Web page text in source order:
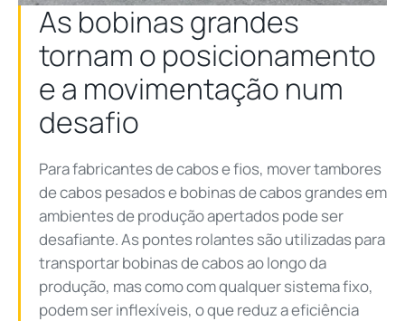
As bobinas grandes
tornam o posicionamento
e a movimentação num
desafio
Para fabricantes de cabos e fios, mover tambores
de cabos pesados e bobinas de cabos grandes em
ambientes de produção apertados pode ser
desafiante. As pontes rolantes são utilizadas para
transportar bobinas de cabos ao longo da
produção, mas como com qualquer sistema fixo,
podem ser inflexíveis, o que reduz a eficiência